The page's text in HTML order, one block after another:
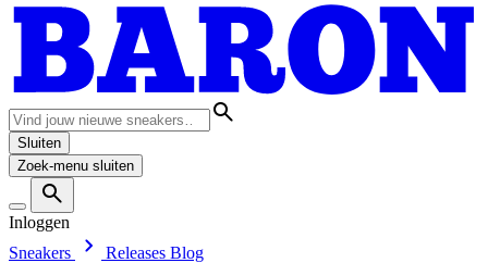
Sluiten
Zoek-menu sluiten
Inloggen
Sneakers
Releases Blog